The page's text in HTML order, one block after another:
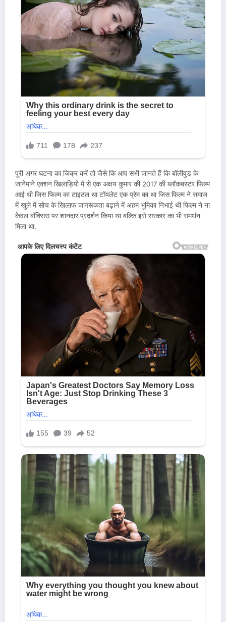
पूरी अगर घटना का जिक्र करें तो जैसे कि आप सभी जानते हैं कि बॉलीवुड के
जानेमाने एक्शन खिलाड़ियों में से एक अक्षय कुमार की 2017 की ब्लॉकबस्टर फिल्म
आई थी जिस फिल्म का टाइटल था टॉयलेट एक प्रेम का था जिस फिल्म ने समाज
में खुले में सोच के खिलाफ जागरूकता बढ़ाने में अहम भूमिका निभाई थी फिल्म ने ना
केवल बॉक्सिस पर शानदार प्रदर्शन किया था बल्कि इसे सरकार का भी समर्थन
मिला था.